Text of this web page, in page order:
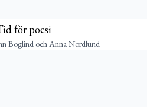
för poesi
Boglind och Anna Nordlund